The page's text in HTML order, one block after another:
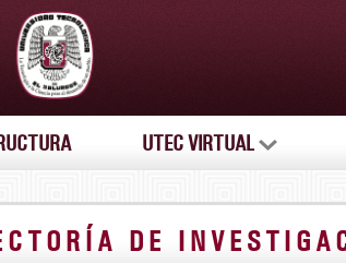
UTEC VIRTUAL
DE